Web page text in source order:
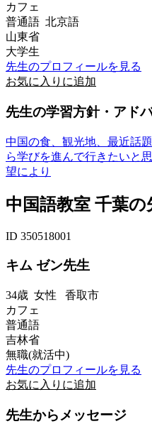
カフェ
普通語 北京語
山東省
大学生
先生のプロフィールを見る
お気に入りに追加
先生の学習方針・アド
中国の食、観光地、最近話
ら学びを進んで行きたいと
望により
中国語教室 千葉の
ID 350518001
キム ゼン先生
34歳 女性 香取市
カフェ
普通語
吉林省
無職(就活中)
先生のプロフィールを見る
お気に入りに追加
先生からメッセージ